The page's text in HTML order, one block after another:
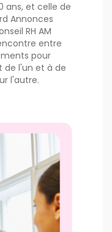
ans, et celle de
Annonces
RH AM
entre
pour
de l'un et à de
l'autre.